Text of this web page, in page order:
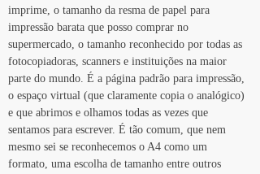
imprime, o tamanho da resma de papel para
impressão barata que posso comprar no
supermercado, o tamanho reconhecido por todas as
fotocopiadoras, scanners e instituições na maior
parte do mundo. É a página padrão para impressão,
o espaço virtual (que claramente copia o analógico)
e que abrimos e olhamos todas as vezes que
sentamos para escrever. É tão comum, que nem
mesmo sei se reconhecemos o A4 como um
formato, uma escolha de tamanho entre outros